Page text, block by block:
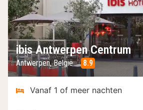
ibis Antwerpen Centrum
Antwerpen, België 8.9
Vanaf 1 of meer nachten